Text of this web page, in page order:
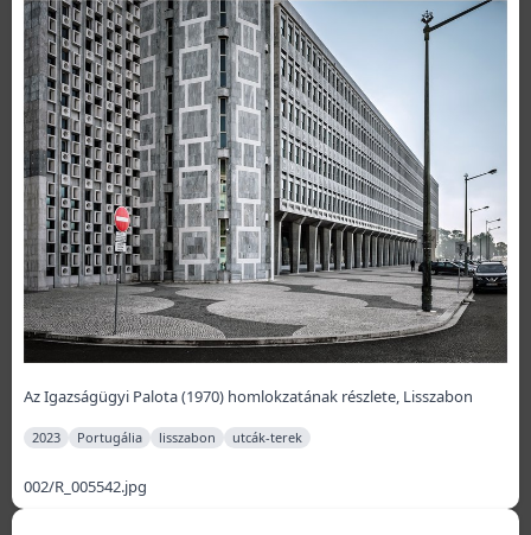
Az Igazságügyi Palota (1970) homlokzatának részlete, Lisszabon
2023 Portugália lisszabon utcák-terek
002/R_005542.jpg